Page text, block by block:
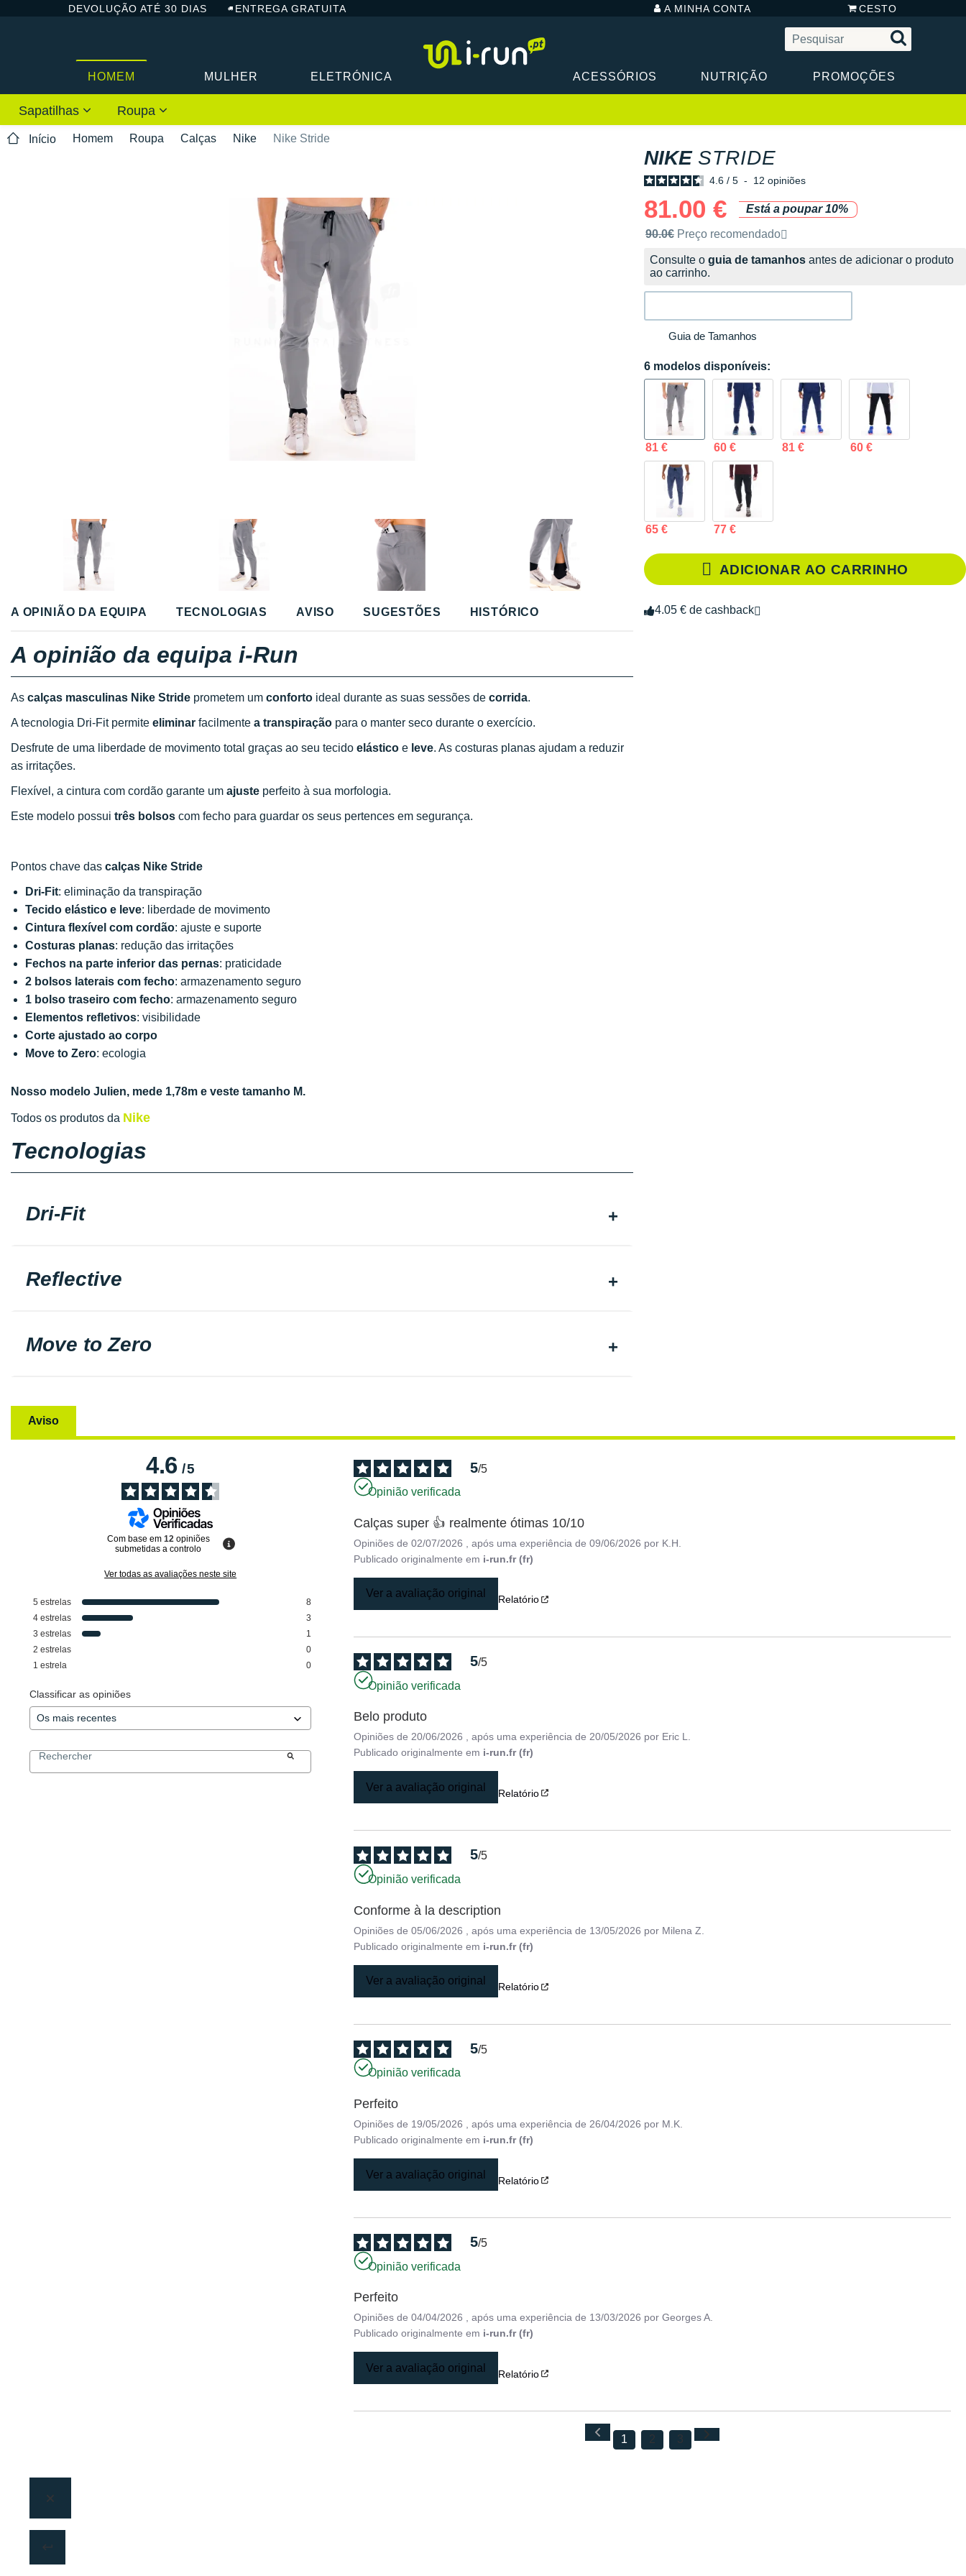
DEVOLUÇÃO ATÉ 30 DIAS ENTREGA GRATUITA A MINHA CONTA CESTO
HOMEM MULHER ELETRÓNICA ACESSÓRIOS NUTRIÇÃO PROMOÇÕES
Sapatilhas Roupa
Início Homem Roupa Calças Nike Nike Stride
NIKE STRIDE
4.6 / 5 - 12 opiniões
81.00 €
Está a poupar 10%
Preço de venda recomendado pela marca
90.0€ Preço recomendado
Consulte o guia de tamanhos antes de adicionar o produto
ao carrinho.
Guia de Tamanhos
6 modelos disponíveis:
81 € 60 € 81 € 60 €
65 € 77 €
ADICIONAR AO CARRINHO
4.05 € de cashback
A OPINIÃO DA EQUIPA TECNOLOGIAS AVISO SUGESTÕES HISTÓRICO
A opinião da equipa i-Run
As calças masculinas Nike Stride prometem um conforto ideal durante as suas sessões de corrida.
A tecnologia Dri-Fit permite eliminar facilmente a transpiração para o manter seco durante o exercício.
Desfrute de uma liberdade de movimento total graças ao seu tecido elástico e leve. As costuras planas ajudam a reduzir
as irritações.
Flexível, a cintura com cordão garante um ajuste perfeito à sua morfologia.
Este modelo possui três bolsos com fecho para guardar os seus pertences em segurança.
Pontos chave das calças Nike Stride
Dri-Fit: eliminação da transpiração
Tecido elástico e leve: liberdade de movimento
Cintura flexível com cordão: ajuste e suporte
Costuras planas: redução das irritações
Fechos na parte inferior das pernas: praticidade
2 bolsos laterais com fecho: armazenamento seguro
1 bolso traseiro com fecho: armazenamento seguro
Elementos refletivos: visibilidade
Corte ajustado ao corpo
Move to Zero: ecologia
Nosso modelo Julien, mede 1,78m e veste tamanho M.
Todos os produtos da Nike
Tecnologias
Dri-Fit
Reflective
Move to Zero
Aviso
4.6/5
Com base em 12 opiniões
submetidas a controlo
Ver todas as avaliações neste site
5 estrelas
8
4 estrelas
3
3 estrelas
1
2 estrelas
0
1 estrela 0
Classificar as opiniões
5/5
Opinião verificada
Calças super 👍 realmente ótimas 10/10
Opiniões de02/07/2026 , após uma experiência de09/06/2026 por K.H.
Publicado originalmente em i-run.fr (fr)
Ver a avaliação original Relatório
5/5
Opinião verificada
Belo produto
Opiniões de 20/06/2026 , após uma experiência de 20/05/2026 por Eric L.
Publicado originalmente em i-run.fr (fr)
Ver a avaliação original Relatório
5/5
Opinião verificada
Conforme à la description
Opiniões de05/06/2026 , após uma experiência de 13/05/2026 por Milena Z.
Publicado originalmente em i-run.fr (fr)
Ver a avaliação original Relatório
5/5
Opinião verificada
Perfeito
Opiniões de 19/05/2026 , após uma experiência de 26/04/2026 por M.K.
Publicado originalmente em i-run.fr (fr)
Ver a avaliação original Relatório
5/5
Opinião verificada
Perfeito
Opiniões de04/04/2026 , após uma experiência de 13/03/2026 porGeorges A.
Publicado originalmente em i-run.fr (fr)
Ver a avaliação original Relatório
1 2 3